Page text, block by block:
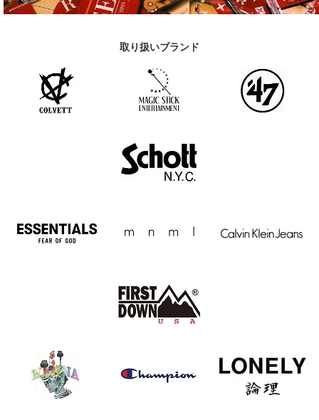
取り扱いブランド